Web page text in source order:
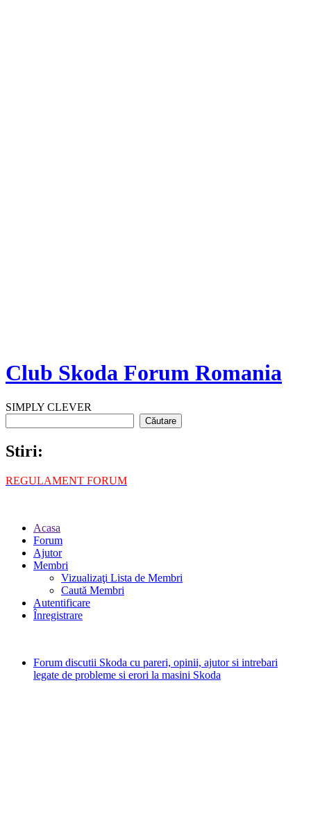
Club Skoda Forum Romania
SIMPLY CLEVER
Stiri:
REGULAMENT FORUM
Acasa
Forum
Ajutor
Membri
Vizualizaţi Lista de Membri
Caută Membri
Autentificare
Înregistrare
Forum discutii Skoda cu pareri, opinii, ajutor si intrebari
legate de probleme si erori la masini Skoda